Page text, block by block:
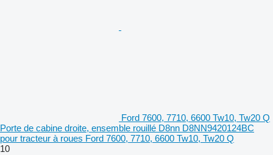
Ford 7600, 7710, 6600 Tw10, Tw20 Q
Porte de cabine droite, ensemble rouillé D8nn D8NN9420124BC
pour tracteur à roues Ford 7600, 7710, 6600 Tw10, Tw20 Q
10